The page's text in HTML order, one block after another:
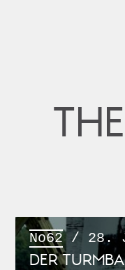
No62 / 28.
DER